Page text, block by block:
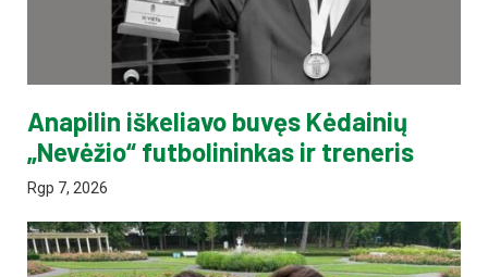
Anapilin iškeliavo buvęs Kėdainių
„Nevėžio“ futbolininkas ir treneris
Rgp 7, 2026